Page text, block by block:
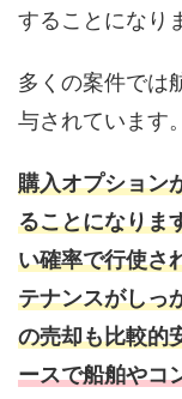
することになり
多くの案件では
与されています
購入オプション
ることになりま
い確率で行使さ
テナンスがしっ
の売却も比較的
ースで船舶やコ